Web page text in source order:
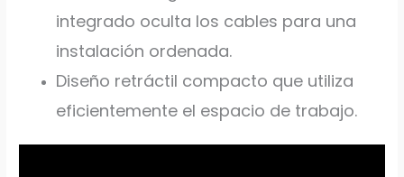
integrado oculta los cables para una
instalación ordenada.
Diseño retráctil compacto que utiliza
eficientemente el espacio de trabajo.